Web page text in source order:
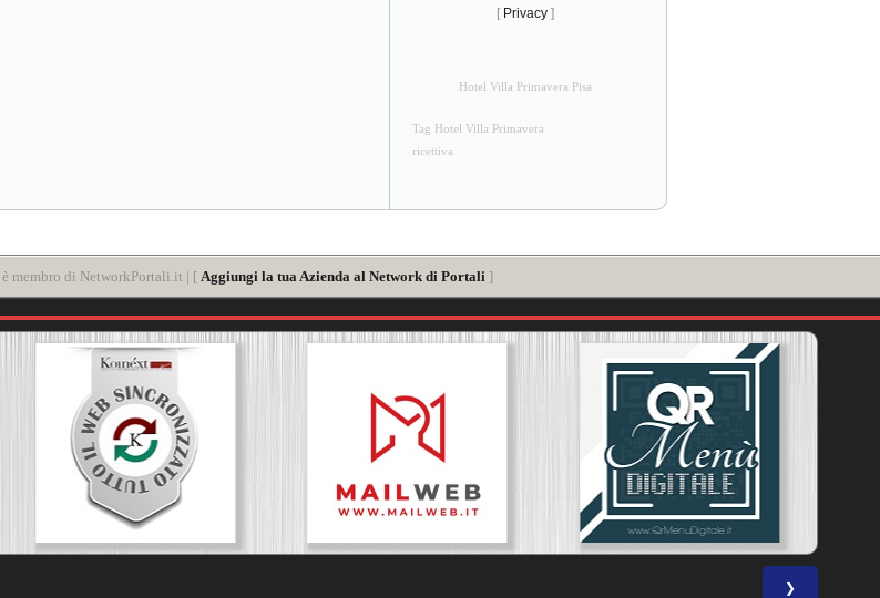
[ Privacy ]
Hotel Villa Primavera Pisa
Tag Hotel Villa Primavera
ricettiva
è membro di NetworkPortali.it | [ Aggiungi la tua Azienda al Network di Portali ]
❯